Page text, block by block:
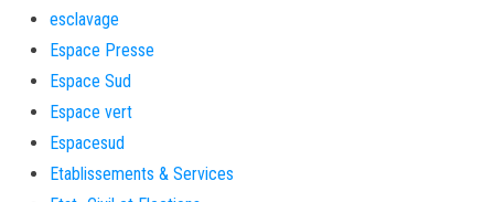
esclavage
Espace Presse
Espace Sud
Espace vert
Espacesud
Etablissements & Services